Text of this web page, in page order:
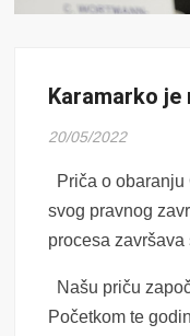
Karamarko je
20/05/2022
Priča o
svog pravnog
procesa
Našu priču
Početkom te